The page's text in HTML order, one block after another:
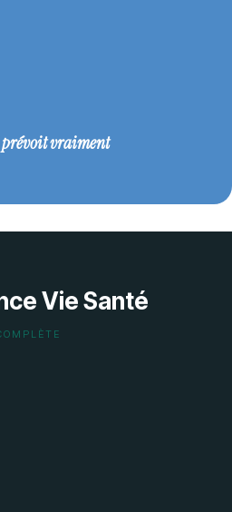
prévoit vraiment
Vie Santé